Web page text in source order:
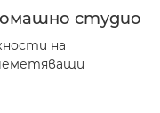
студио
на